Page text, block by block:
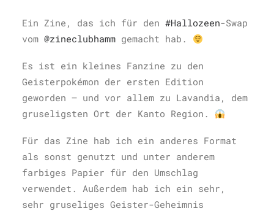
Ein Zine, das ich für den #Hallozeen-Swap
vom @zineclubhamm gemacht hab.
Es ist ein kleines Fanzine zu den
Geisterpokémon der ersten Edition
geworden – und vor allem zu Lavandia, dem
gruseligsten Ort der Kanto Region.
Für das Zine hab ich ein anderes Format
als sonst genutzt und unter anderem
farbiges Papier für den Umschlag
verwendet. Außerdem hab ich ein sehr,
sehr gruseliges Geister-Geheimnis